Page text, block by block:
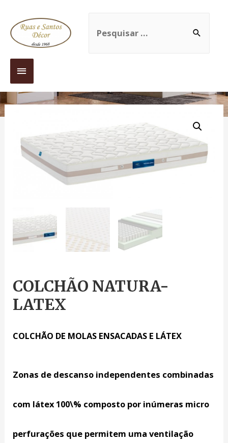
COLCHÃO NATURA-
LATEX
COLCHÃO DE MOLAS ENSACADAS E LÁTEX
Zonas de descanso independentes combinadas
com látex 100\% composto por inúmeras micro
perfurações que permitem uma ventilação